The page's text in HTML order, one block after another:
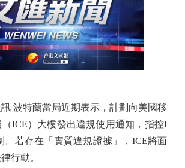
波特蘭當局近期表示，計劃向美國移
ICE）大樓發出違規使用通知，指控I
。若存在「實質違規證據」，ICE將面
行動。